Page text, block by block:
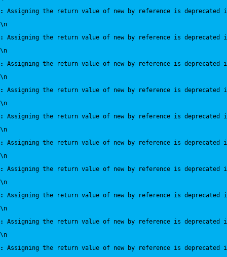
:
Assigning the return value of new by reference is deprecated
\n
:
Assigning the return value of new by reference is deprecated
\n
:
Assigning the return value of new by reference is deprecated
\n
:
Assigning the return value of new by reference is deprecated
\n
:
Assigning the return value of new by reference is deprecated
\n
:
Assigning the return value of new by reference is deprecated
\n
:
Assigning the return value of new by reference is deprecated
\n
:
Assigning the return value of new by reference is deprecated
\n
:
Assigning the return value of new by reference is deprecated
\n
:
Assigning the return value of new by reference is deprecated